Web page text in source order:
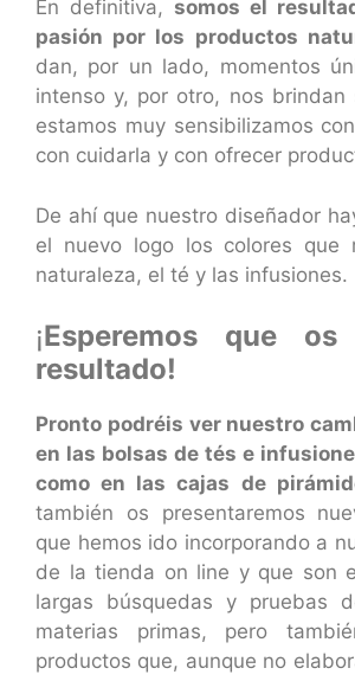
En definitiva, somos el
pasión por los productos
dan, por un lado, momentos
intenso y, por otro, nos brindan
estamos muy sensibilizamos
con cuidarla y con ofrecer
De ahí que nuestro diseñador
el nuevo logo los colores que
naturaleza, el té y las infusiones.
¡Esperemos que
resultado!
Pronto podréis ver nuestro
en las bolsas de tés e
como en las cajas de
también os presentaremos
que hemos ido incorporando a
de la tienda on line y que son
largas búsquedas y pruebas
materias primas, pero
productos que, aunque no